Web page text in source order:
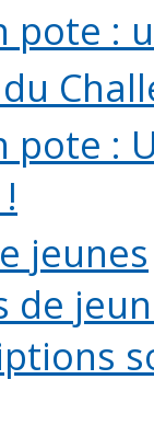
pote :
pote :
jeunes
de